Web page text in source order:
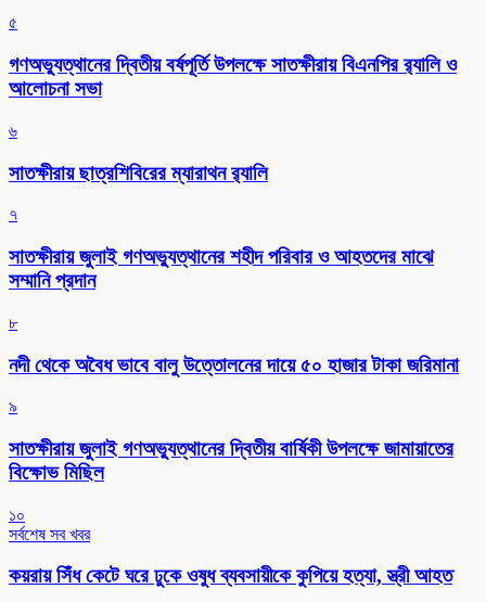
৫
গণঅভ্যুত্থানের দ্বিতীয় বর্ষপূর্তি উপলক্ষে সাতক্ষীরায় বিএনপির র‌্যালি ও
আলোচনা সভা
৬
সাতক্ষীরায় ছাত্রশিবিরের ম্যারাথন র‌্যালি
৭
সাতক্ষীরায় জুলাই গণঅভ্যুত্থানের শহীদ পরিবার ও আহতদের মাঝে
সম্মানি প্রদান
৮
নদী থেকে অবৈধ ভাবে বালু উত্তোলনের দায়ে ৫০ হাজার টাকা জরিমানা
৯
সাতক্ষীরায় জুলাই গণঅভ্যুত্থানের দ্বিতীয় বার্ষিকী উপলক্ষে জামায়াতের
বিক্ষোভ মিছিল
১০
সর্বশেষ সব খবর
কয়রায় সিঁধ কেটে ঘরে ঢুকে ওষুধ ব্যবসায়ীকে কুপিয়ে হত্যা, স্ত্রী আহত